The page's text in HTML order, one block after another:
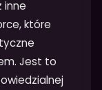
inne
które
Jest to